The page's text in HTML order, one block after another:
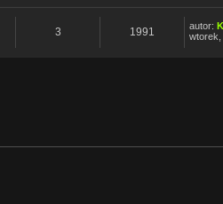
3 1991 autor:
wtorek,